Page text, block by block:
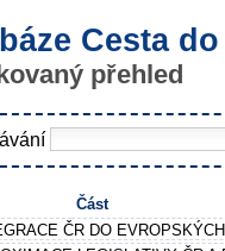
Cesta
přehled
Část
ČR DO